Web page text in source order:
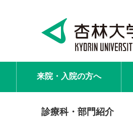
来院・入院の方へ
診療科・部門紹介